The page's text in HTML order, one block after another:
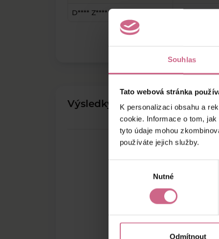
Souhlas
Tato webová stránka
K personalizaci obsahu a
cookie. Informace o tom,
tyto údaje mohou
používáte jejich služby.
Nutné
Odmítnout
D**** Z****
Výsledky těžby